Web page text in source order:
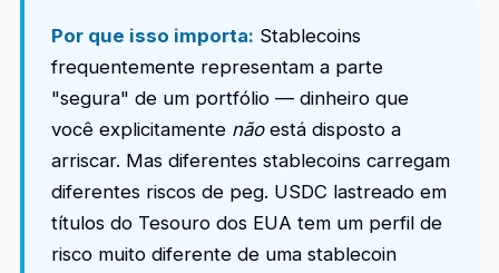
Por que isso importa: Stablecoins
frequentemente representam a parte
"segura" de um portfólio — dinheiro que
você explicitamente nãoestá disposto a
arriscar. Mas diferentes stablecoins carregam
diferentes riscos de peg. USDC lastreado em
títulos do Tesouro dos EUA tem um perfil de
risco muito diferente de uma stablecoin